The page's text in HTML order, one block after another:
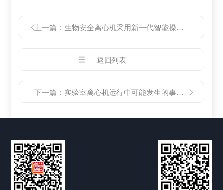
上一篇：生物安全离心机采用新一代智能操作系统
返回列表
下一篇： 实验室离心机运行中可能发生的事故及应急预案